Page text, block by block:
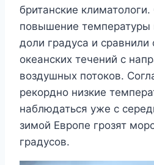
британские
повышение температуры
доли градуса и сравнили
океанских течений с
воздушных потоков.
рекордно низкие
наблюдаться уже с
зимой Европе грозят
градусов.